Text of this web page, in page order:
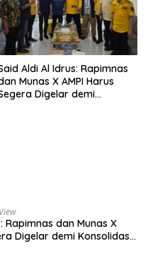
Aldi Al Idrus: Rapimnas
Munas X AMPI Harus
Digelar demi
Rapimnas dan Munas X
Digelar demi Konsolidasi